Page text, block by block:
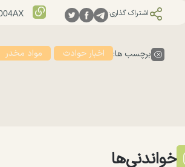
اشتراک گذاری:
برچسب ها: اخبار حوادث مواد مخدر
خواندنی‌ها